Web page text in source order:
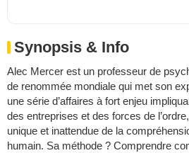
Synopsis & Info
Alec Mercer est un professeur de
de renommée mondiale qui met son
une série d’affaires à fort enjeu
des entreprises et des forces de
unique et inattendue de la
humain. Sa méthode ? Comprendre